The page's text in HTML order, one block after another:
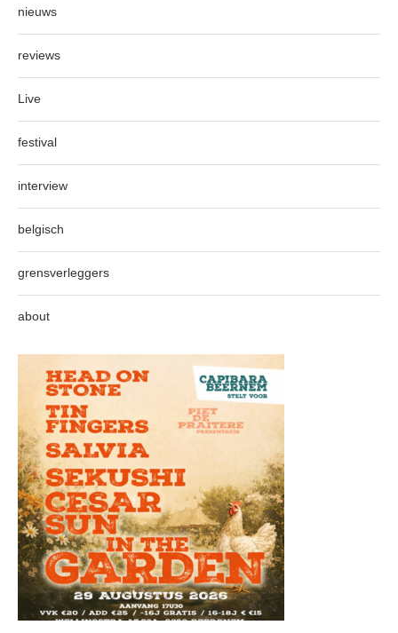
nieuws
reviews
Live
festival
interview
belgisch
grensverleggers
about